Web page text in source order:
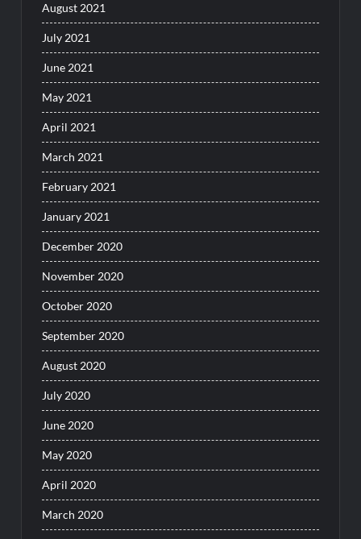
August 2021
July 2021
June 2021
May 2021
April 2021
March 2021
February 2021
January 2021
December 2020
November 2020
October 2020
September 2020
August 2020
July 2020
June 2020
May 2020
April 2020
March 2020